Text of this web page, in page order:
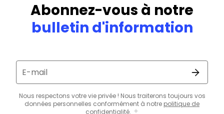
Abonnez-vous à notre
bulletin d'information
E-mail
Nous respectons votre vie privée ! Nous traiterons toujours vos
données personnelles conformément à notre politique de
confidentialité.